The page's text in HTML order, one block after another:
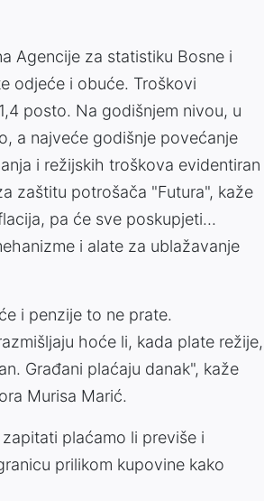
Agencije za statistiku Bosne i
odjeće i obuće. Troškovi
posto. Na godišnjem nivou, u
a najveće godišnje povećanje
i režijskih troškova evidentiran
zaštitu potrošača "Futura", kaže
pa će sve poskupjeti...
i alate za ublažavanje
i penzije to ne prate.
hoće li, kada plate režije,
Građani plaćaju danak", kaže
Murisa Marić.
plaćamo li previše i
prilikom kupovine kako